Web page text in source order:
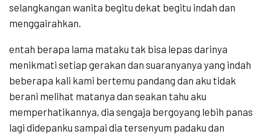
selangkangan wanita begitu dekat begitu indah dan
menggairahkan.
entah berapa lama mataku tak bisa lepas darinya
menikmati setiap gerakan dan suaranyanya yang indah
beberapa kali kami bertemu pandang dan aku tidak
berani melihat matanya dan seakan tahu aku
memperhatikannya, dia sengaja bergoyang lebih panas
lagi didepanku sampai dia tersenyum padaku dan